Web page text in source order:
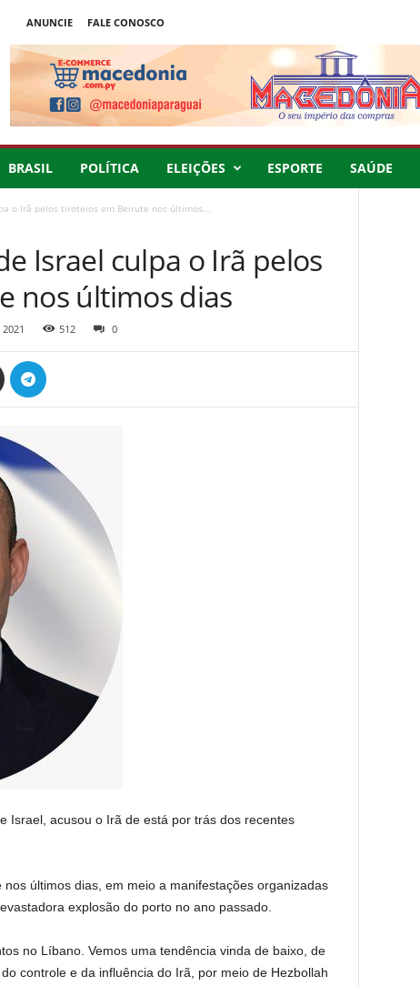
ANUNCIE
FALE CONOSCO
BRASIL POLÍTICA ELEIÇÕES ESPORTE SAÚDE
o Irã pelos tiroteios em Beirute nos últimos...
Israel culpa o Irã pelos
nos últimos dias
512 0
Israel, acusou o Irã de está por trás dos recentes
últimos dias, em meio a manifestações organizadas
explosão do porto no ano passado.
no Líbano. Vemos uma tendência vinda de baixo, de
controle e da influência do Irã, por meio de Hezbollah